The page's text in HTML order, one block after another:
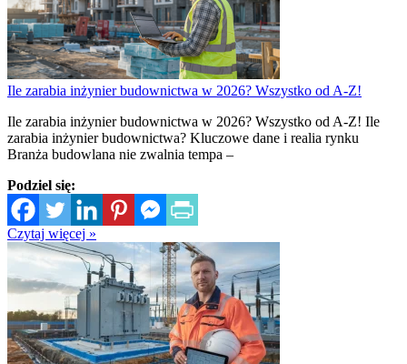
Ile zarabia inżynier budownictwa w 2026? Wszystko od A-Z!
Ile zarabia inżynier budownictwa w 2026? Wszystko od A-Z! Ile
zarabia inżynier budownictwa? Kluczowe dane i realia rynku
Branża budowlana nie zwalnia tempa –
Podziel się:
Czytaj więcej »